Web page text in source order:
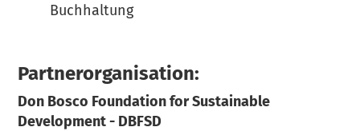
Buchhaltung
Partnerorganisation:
Don Bosco Foundation for Sustainable
Development - DBFSD